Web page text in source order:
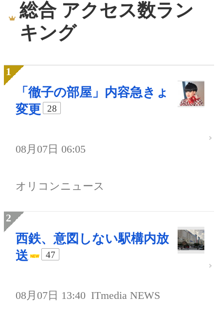
総合 アクセス数ラン
キング
「徹子の部屋」内容急きょ
変更
28
08月07日 06:05
オリコンニュース
西鉄、意図しない駅構内放
送
47
08月07日 13:40 ITmedia NEWS